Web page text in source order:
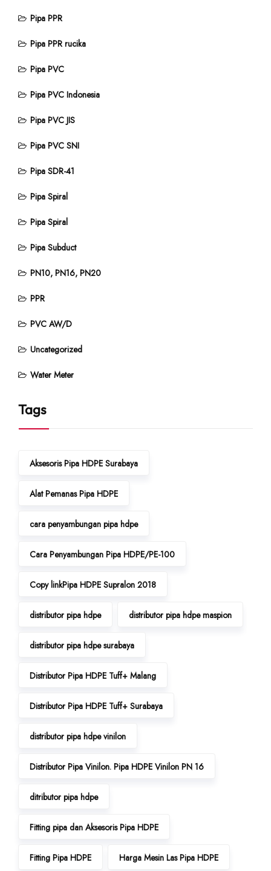
Pipa PPR
Pipa PPR rucika
Pipa PVC
Pipa PVC Indonesia
Pipa PVC JIS
Pipa PVC SNI
Pipa SDR-41
Pipa Spiral
Pipa Spiral
Pipa Subduct
PN10, PN16, PN20
PPR
PVC AW/D
Uncategorized
Water Meter
Tags
Aksesoris Pipa HDPE Surabaya
Alat Pemanas Pipa HDPE
cara penyambungan pipa hdpe
Cara Penyambungan Pipa HDPE/PE-100
Copy linkPipa HDPE Supralon 2018
distributor pipa hdpe distributor pipa hdpe maspion
distributor pipa hdpe surabaya
Distributor Pipa HDPE Tuff+ Malang
Distributor Pipa HDPE Tuff+ Surabaya
distributor pipa hdpe vinilon
Distributor Pipa Vinilon. Pipa HDPE Vinilon PN 16
ditributor pipa hdpe
Fitting pipa dan Aksesoris Pipa HDPE
Fitting Pipa HDPE Harga Mesin Las Pipa HDPE